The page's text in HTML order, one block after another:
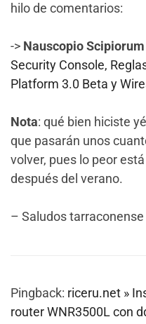
hilo de comentarios:
-> Nauscopio Scipiorum
Security Console,
Platform 3.0 Beta y
Nota: qué bien hiciste
que pasarán unos
volver, pues lo peor
después del verano.
– Saludos
Pingback: riceru.net »
router WNR3500L con